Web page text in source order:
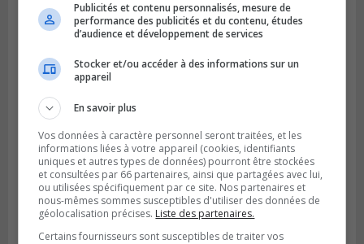
SAINT-HUBERT
Publié le 6 août 2026 à 09h39
Longueuil injecte 1,5 M$ pour moderniser
deux stations de pompage
Publicités et contenu personnalisés, mesure de
performance des publicités et du contenu, études
d’audience et développement de services
Stocker et/ou accéder à des informations sur un
appareil
En savoir plus
Vos données à caractère personnel seront traitées, et les
informations liées à votre appareil (cookies, identifiants
uniques et autres types de données) pourront être stockées
et consultées par 66 partenaires, ainsi que partagées avec lui,
ou utilisées spécifiquement par ce site. Nos partenaires et
nous-mêmes sommes susceptibles d'utiliser des données de
géolocalisation précises. Liste des partenaires.
Certains fournisseurs sont susceptibles de traiter vos